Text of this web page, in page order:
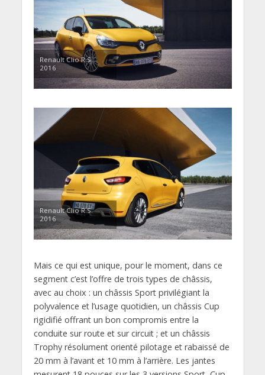
Renault Clio R.S.
2016
Renault Clio R.S.
2016
Mais ce qui est unique, pour le moment, dans ce
segment c’est l’offre de trois types de châssis,
avec au choix : un châssis Sport privilégiant la
polyvalence et l’usage quotidien, un châssis Cup
rigidifié offrant un bon compromis entre la
conduite sur route et sur circuit ; et un châssis
Trophy résolument orienté pilotage et rabaissé de
20 mm à l’avant et 10 mm à l’arrière. Les jantes